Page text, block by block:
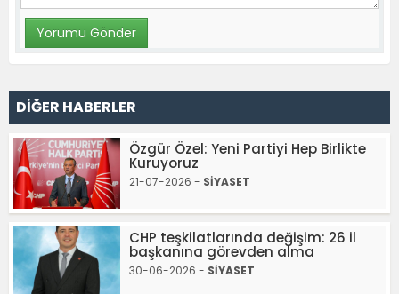
DİĞER HABERLER
Özgür Özel: Yeni Partiyi Hep Birlikte
Kuruyoruz
21-07-2026 - SİYASET
CHP teşkilatlarında değişim: 26 il
başkanına görevden alma
30-06-2026 - SİYASET